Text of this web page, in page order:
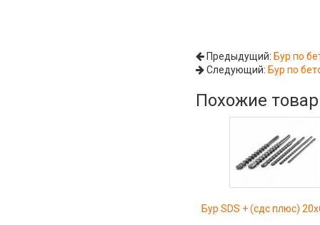
Предыдущий: Бур по
Следующий: Бур по
Похожие
Бур SDS + (сдс плюс)